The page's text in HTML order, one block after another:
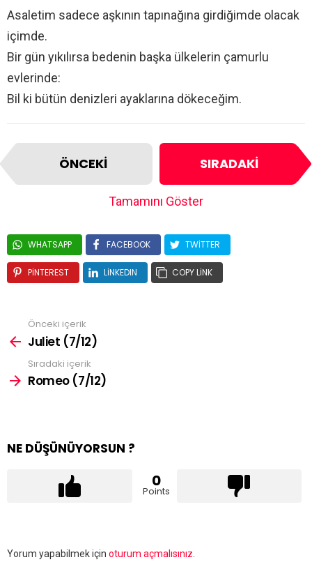
Asaletim sadece aşkının tapınağına girdiğimde olacak
içimde.
Bir gün yıkılırsa bedenin başka ülkelerin çamurlu
evlerinde:
Bil ki bütün denizleri ayaklarına dökeceğim.
ÖNCEKI SIRADAKI
Tamamını Göster
WHATSAPP FACEBOOK TWITTER
PINTEREST LINKEDIN COPY LINK
Önceki içerik
Juliet (7/12)
Sıradaki içerik
Romeo (7/12)
NE DÜŞÜNÜYORSUN ?
0
Points
Bir
Yorum yapabilmek için oturum açmalısınız.